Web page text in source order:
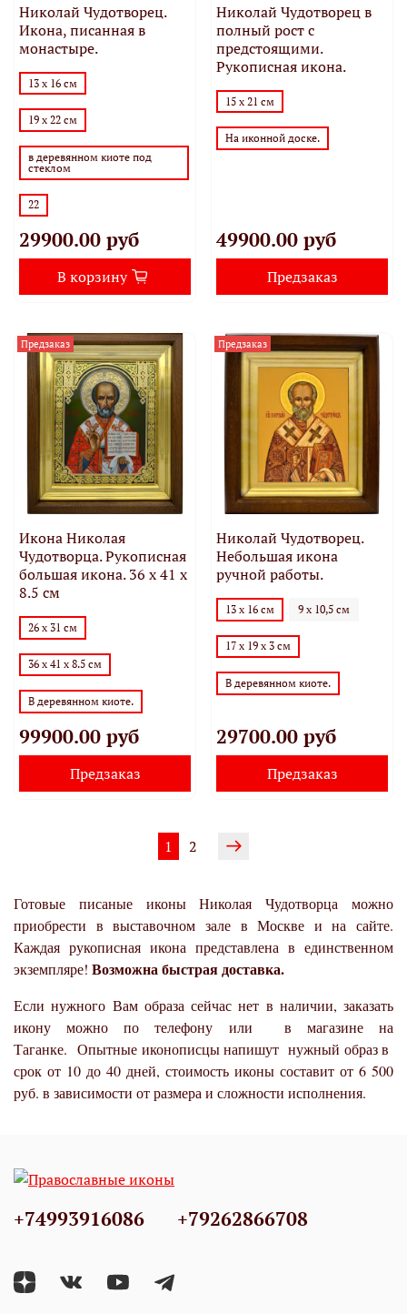
Николай Чудотворец.
Икона, писанная в
монастыре.
13 х 16 см
19 х 22 см
в деревянном киоте под
стеклом
22
29900.00 руб
В корзину
Николай Чудотворец в
полный рост с
предстоящими.
Рукописная икона.
15 х 21 см
На иконной доске.
49900.00 руб
Предзаказ
Предзаказ
Икона Николая
Чудотворца. Рукописная
большая икона. 36 x 41 x
8.5 см
26 х 31 см
36 x 41 x 8.5 см
В деревянном киоте.
99900.00 руб
Предзаказ
Предзаказ
Николай Чудотворец.
Небольшая икона
ручной работы.
13 х 16 см 9 х 10,5 см
17 х 19 х 3 см
В деревянном киоте.
29700.00 руб
Предзаказ
1 2
Готовые писаные иконы Николая Чудотворца можно
приобрести в выставочном зале в Москве и на сайте.
Каждая рукописная икона представлена в единственном
экземпляре! Возможна быстрая доставка.
Если нужного Вам образа сейчас нет в наличии, заказать
икону можно по телефону или в магазине на
Таганке. Опытные иконописцы напишут нужный образ в
срок от 10 до 40 дней, стоимость иконы составит от 6 500
руб. в зависимости от размера и сложности исполнения.
+74993916086 +79262866708